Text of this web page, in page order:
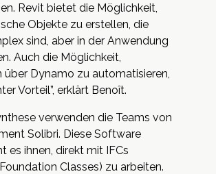
Revit bietet die Möglichkeit,
Objekte zu erstellen, die
sind, aber in der Anwendung
Auch die Möglichkeit,
über Dynamo zu automatisieren,
Vorteil”, erklärt Benoît.
verwenden die Teams von
Solibri. Diese Software
es ihnen, direkt mit IFCs
Classes) zu arbeiten.